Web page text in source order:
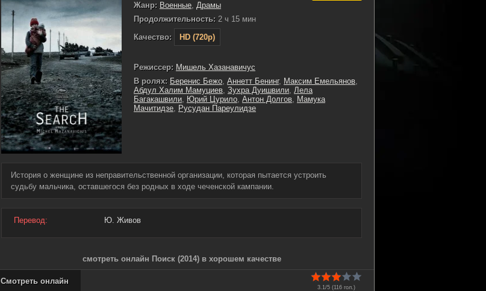
Жанр: Военные, Драмы
Продолжительность: 2 ч 15 мин
Качество:
HD (720p)
Режиссер: Мишель Хазанавичус
В ролях: Беренис Бежо, Аннетт Бенинг, Максим Емельянов,
Абдул Халим Мамуциев, Зухра Дуишвили, Лела
Багакашвили, Юрий Цурило, Антон Долгов, Мамука
Мачитидзе, Русудан Пареулидзе
История о женщине из неправительственной организации, которая пытается устроить
судьбу мальчика, оставшегося без родных в ходе чеченской кампании.
Перевод: Ю. Живов
смотреть онлайн Поиск (2014) в хорошем качестве
3.1/5 (116 гол.)
Смотреть онлайн